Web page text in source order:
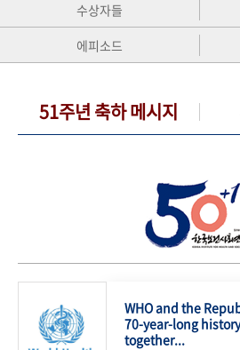
수상자들
에피소드
51주년 축하 메시지
WHO and the
70-year-long
together...